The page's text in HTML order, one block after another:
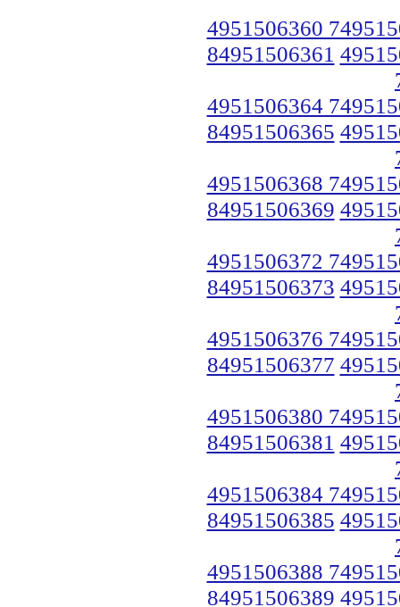
4951506360
84951506361
4951506364
84951506365
4951506368
84951506369
4951506372
84951506373
4951506376
84951506377
4951506380
84951506381
4951506384
84951506385
4951506388
84951506389